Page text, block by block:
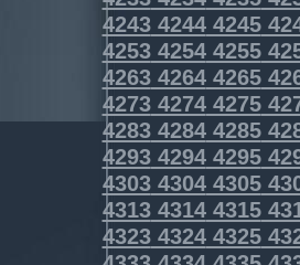
424342444245
425342544255
426342644265
427342744275
428342844285
429342944295
430343044305
431343144315
432343244325